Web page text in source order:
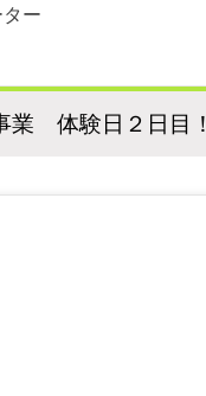
ー
業 体験日２日目！